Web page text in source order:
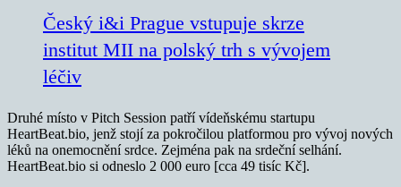
Český i&i Prague vstupuje skrze
institut MII na polský trh s vývojem
léčiv
Druhé místo v Pitch Session patří vídeňskému startupu
HeartBeat.bio, jenž stojí za pokročilou platformou pro vývoj nových
léků na onemocnění srdce. Zejména pak na srdeční selhání.
HeartBeat.bio si odneslo 2 000 euro [cca 49 tisíc Kč].